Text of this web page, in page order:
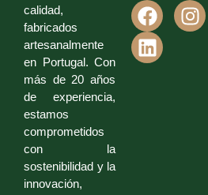
calidad,
fabricados
artesanalmente
en Portugal. Con
más de 20 años
de experiencia,
estamos
comprometidos
con la
sostenibilidad y la
innovación,